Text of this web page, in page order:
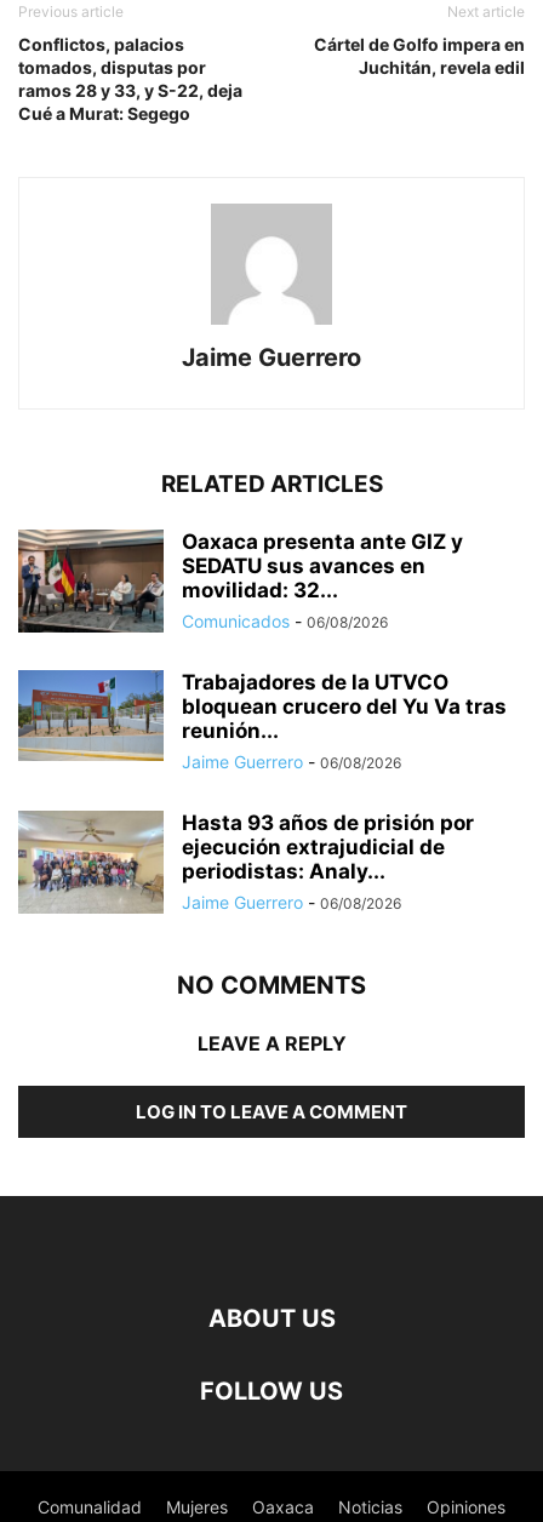
Previous article
Conflictos, palacios
tomados, disputas por
ramos 28 y 33, y S-22, deja
Cué a Murat: Segego
Next article
Cártel de Golfo impera en
Juchitán, revela edil
Jaime Guerrero
RELATED ARTICLES
Oaxaca presenta ante GIZ y
SEDATU sus avances en
movilidad: 32...
Comunicados - 06/08/2026
Trabajadores de la UTVCO
bloquean crucero del Yu Va tras
reunión...
Jaime Guerrero - 06/08/2026
Hasta 93 años de prisión por
ejecución extrajudicial de
periodistas: Analy...
Jaime Guerrero - 06/08/2026
NO COMMENTS
LEAVE A REPLY
LOG IN TO LEAVE A COMMENT
ABOUT US
FOLLOW US
Comunalidad Mujeres Oaxaca Noticias Opiniones